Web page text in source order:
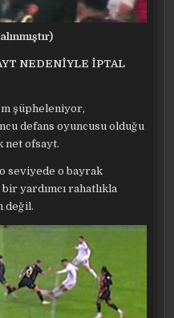
NEDENİYLE İPTAL
şüpheleniyor,
defans oyuncusu olduğu
net ofsayt.
seviyede o bayrak
yardımcı rahatlıkla
değil.